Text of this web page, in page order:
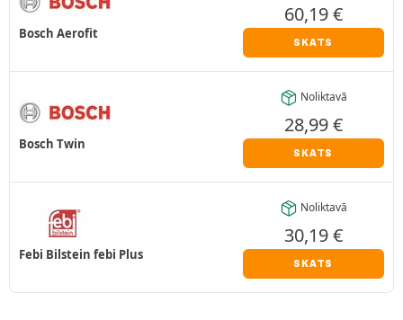
Bosch Aerofit
60,19€
SKATS
Bosch Twin
Noliktavā
28,99€
SKATS
Febi Bilstein febi Plus
Noliktavā
30,19€
SKATS